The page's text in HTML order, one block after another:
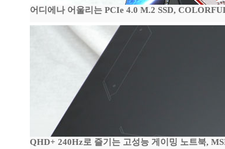
어디에나 어울리는 PCIe 4.0 M.2 SSD,
QHD+ 240Hz로 즐기는 고성능 게이밍 노트북,